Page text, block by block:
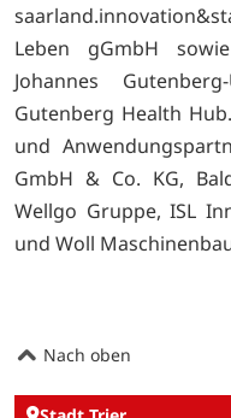
Leben gGmbH
Johannes
Gutenberg Health
und
GmbH & Co. KG,
Wellgo Gruppe, ISL
und Woll
Nach oben